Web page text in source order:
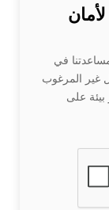
في
غير المرغوب
على